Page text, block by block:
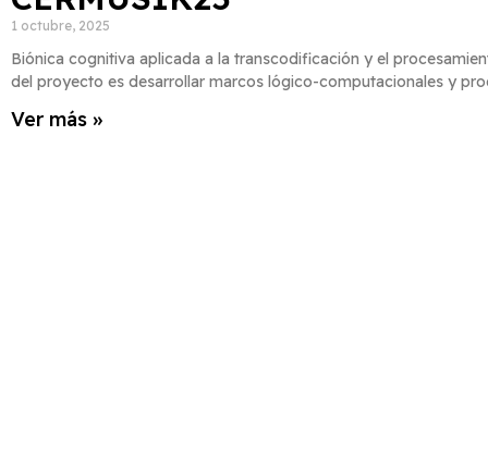
1 octubre, 2025
Biónica cognitiva aplicada a la transcodificación y el
del proyecto es desarrollar marcos lógico-computacionales y
Ver más »